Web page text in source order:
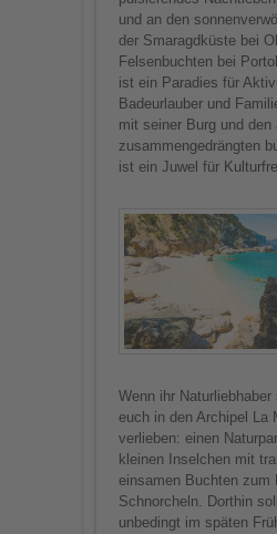
und an den
der Smaragdküste bei
Felsenbuchten bei
ist ein Paradies für
Badeurlauber und
mit seiner Burg und den
zusammengedrängten
ist ein Juwel für
Wenn ihr
euch in den Archipel La
verlieben: einen
kleinen Inselchen mit
einsamen Buchten zum
Schnorcheln. Dorthin
unbedingt im späten